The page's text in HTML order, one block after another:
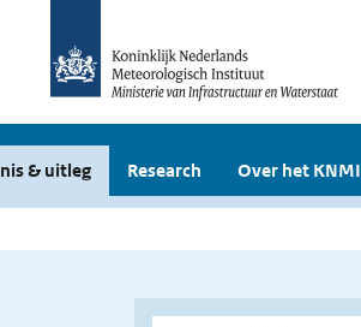
& uitleg Research Over het KNMI